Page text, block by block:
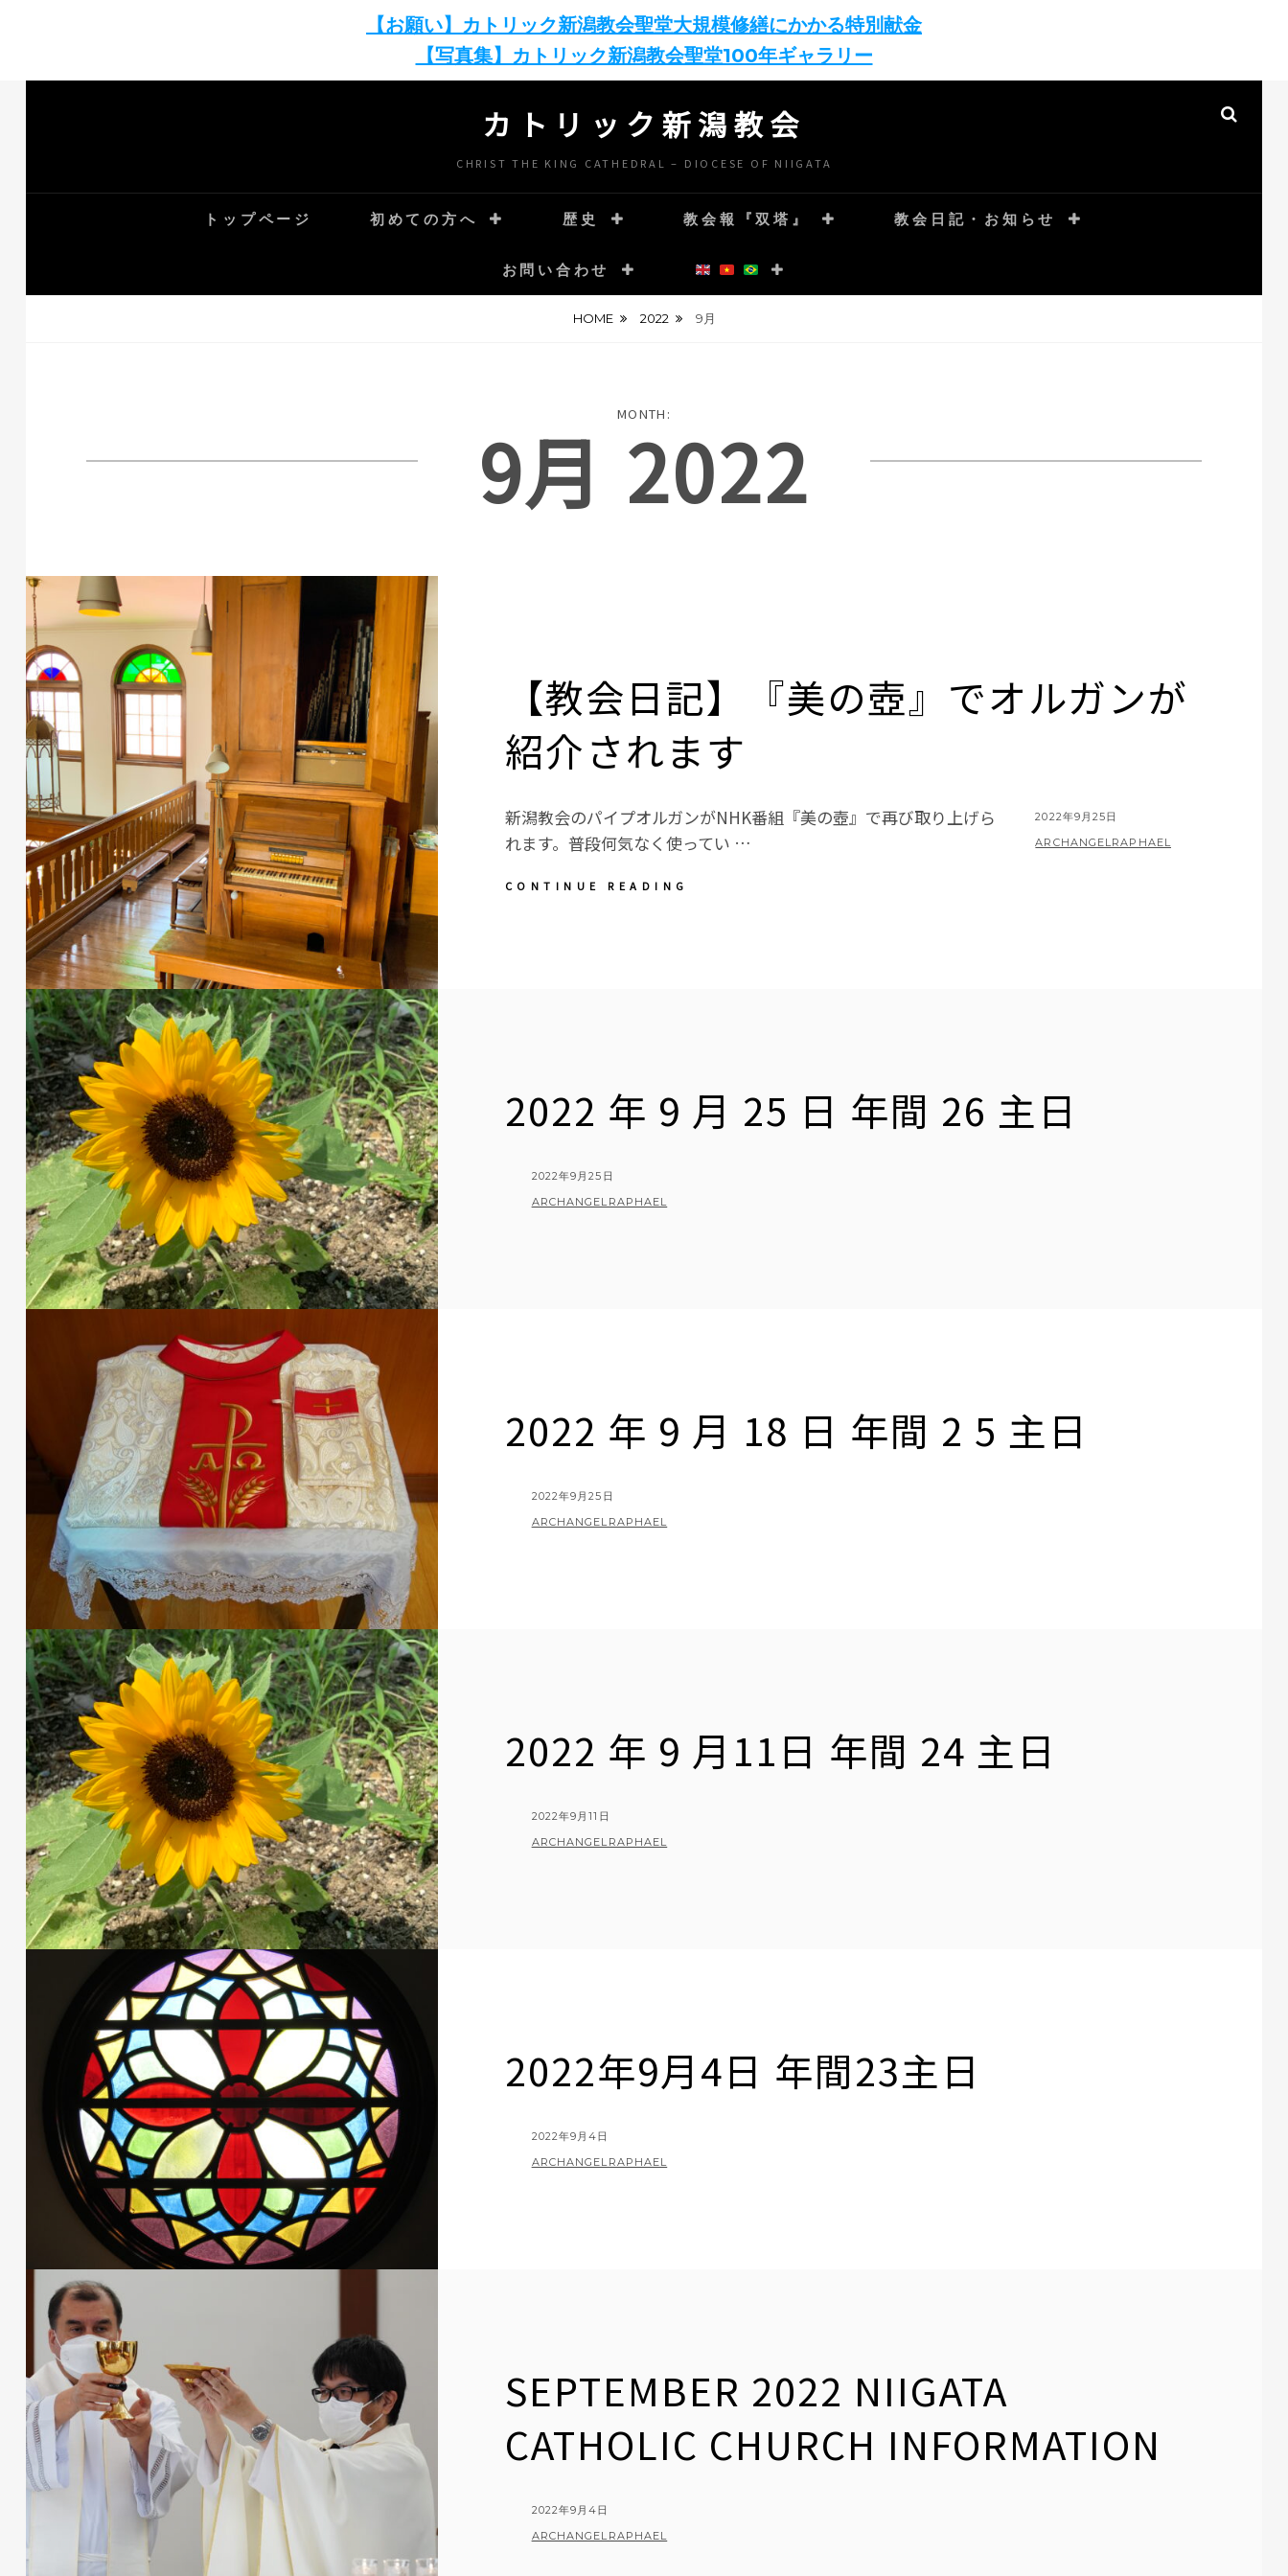
【お願い】カトリック新潟教会聖堂大規模修繕にかかる特別献金
【写真集】カトリック新潟教会聖堂100年ギャラリー
カトリック新潟教会
CHRIST THE KING CATHEDRAL – DIOCESE OF NIIGATA
トップページ 初めての方へ 歴史 教会報『双塔』 教会日記・お知らせ
お問い合わせ
HOME 2022 9月
MONTH:
9月 2022
【教会日記】『美の壺』でオルガンが
紹介されます
新潟教会のパイプオルガンがNHK番組『美の壺』で再び取り上げら
れます。普段何気なく使ってい …
CONTINUE READING
ン
が
紹
POSTED
ON
2022年9月25日
BY
ARCHANGELRAPHAEL
2022 年 9 月 25 日 年間 26 主日
POSTED
ON
2022年9月25日
BY
ARCHANGELRAPHAEL
2022 年 9 月 18 日 年間 2 5 主日
POSTED
ON
2022年9月25日
BY
ARCHANGELRAPHAEL
2022 年 9 月11日 年間 24 主日
POSTED
ON
2022年9月11日
BY
ARCHANGELRAPHAEL
2022年9月4日 年間23主日
POSTED
ON
2022年9月4日
BY
ARCHANGELRAPHAEL
SEPTEMBER 2022 NIIGATA
CATHOLIC CHURCH INFORMATION
POSTED
ON
2022年9月4日
BY
ARCHANGELRAPHAEL